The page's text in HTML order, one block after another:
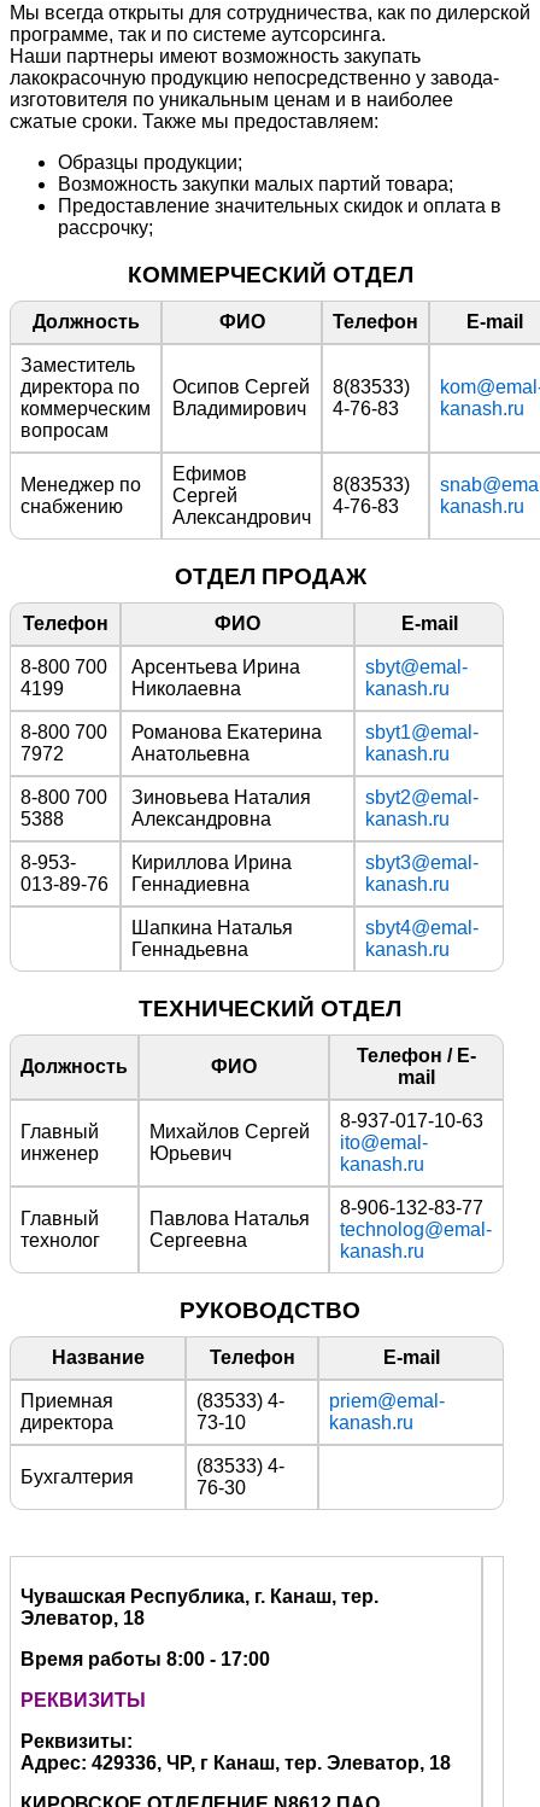
Мы всегда открыты для сотрудничества, как по дилерской
программе, так и по системе аутсорсинга.
Наши партнеры имеют возможность закупать
лакокрасочную продукцию непосредственно у завода-
изготовителя по уникальным ценам и в наиболее
сжатые сроки. Также мы предоставляем:
Образцы продукции;
Возможность закупки малых партий товара;
Предоставление значительных скидок и оплата в
рассрочку;
КОММЕРЧЕСКИЙ ОТДЕЛ
Должность ФИО Телефон E-mail
Заместитель
директора по
коммерческим
вопросам
Осипов Сергей
Владимирович
8(83533)
4-76-83
kanash.ru
Менеджер по
снабжению
Ефимов
Сергей
Александрович
8(83533)
4-76-83
kanash.ru
ОТДЕЛ ПРОДАЖ
Телефон ФИО E-mail
8-800 700
4199
Арсентьева Ирина
Николаевна
sbyt@emal-
kanash.ru
8-800 700
7972
Романова Екатерина
Анатольевна
sbyt1@emal-
kanash.ru
8-800 700
5388
Зиновьева Наталия
Александровна
sbyt2@emal-
kanash.ru
8-953-
013-89-76
Кириллова Ирина
Геннадиевна
sbyt3@emal-
kanash.ru
Шапкина Наталья
Геннадьевна
sbyt4@emal-
kanash.ru
ТЕХНИЧЕСКИЙ ОТДЕЛ
Должность ФИО
Телефон / E-
mail
Главный
инженер
Михайлов Сергей
Юрьевич
8-937-017-10-63
ito@emal-
kanash.ru
Главный
технолог
Павлова Наталья
Сергеевна
8-906-132-83-77
technolog@emal-
kanash.ru
РУКОВОДСТВО
Название Телефон E-mail
Приемная
директора
(83533) 4-
73-10
priem@emal-
kanash.ru
Бухгалтерия
(83533) 4-
76-30
Чувашская Республика, г. Канаш, тер.
Элеватор, 18
Время работы 8:00 - 17:00
РЕКВИЗИТЫ
Реквизиты:
Адрес: 429336, ЧР, г Канаш, тер. Элеватор, 18